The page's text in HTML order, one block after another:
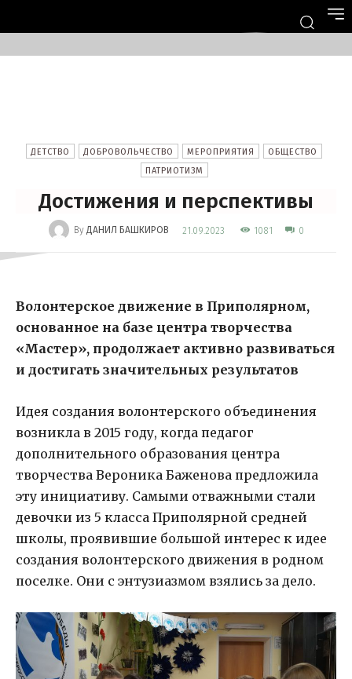
ДЕТСТВО ДОБРОВОЛЬЧЕСТВО МЕРОПРИЯТИЯ
ОБЩЕСТВО
ПАТРИОТИЗМ
Достижения и перспективы
By ДАНИЛ БАШКИРОВ 21.09.2023 1081 0
Волонтерское движение в Приполярном,
основанное на базе центра творчества
«Мастер», продолжает активно развиваться
и достигать значительных результатов
Идея создания волонтерского объединения
возникла в 2015 году, когда педагог
дополнительного образования центра
творчества Вероника Баженова предложила
эту инициативу. Самыми отважными стали
девочки из 5 класса Приполярной средней
школы, проявившие большой интерес к идее
создания волонтерского движения в родном
поселке. Они с энтузиазмом взялись за дело.